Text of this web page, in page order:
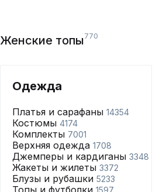
Женские топы770
Одежда
Платья и сарафаны 14354
Костюмы 4174
Комплекты 7001
Верхняя одежда 1708
Джемперы и кардиганы 3348
Жакеты и жилеты 3372
Блузы и рубашки 5233
Топы и футболки 1597